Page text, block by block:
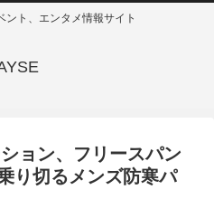
ント、エンタメ情報サイト
ョン、フリースパン
り切るメンズ防寒パ